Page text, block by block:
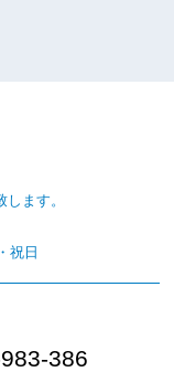
ます。
祝日
386